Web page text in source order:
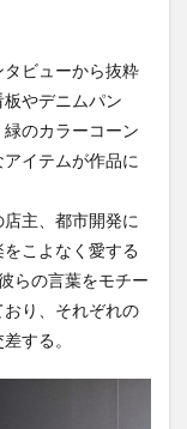
ビューから抜粋
やデニムパン
のカラーコーン
イテムが作品に
主、都市開発に
こよなく愛する
らの言葉をモチー
り、それぞれの
する。